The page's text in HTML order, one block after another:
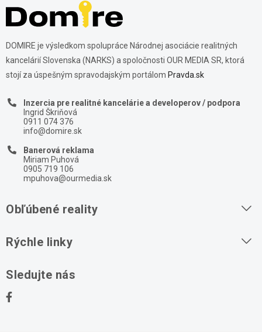
DOMIRE je výsledkom spolupráce Národnej asociácie realitných
kancelárií Slovenska (NARKS) a spoločnosti OUR MEDIA SR, ktorá
stojí za úspešným spravodajským portálom Pravda.sk
Inzercia pre realitné kancelárie a developerov / podpora
Ingrid Škriňová
0911 074 376
info@domire.sk
Banerová reklama
Miriam Puhová
0905 719 106
mpuhova@ourmedia.sk
Obľúbené reality
Domy na predaj
Stavebné pozemky
Rýchle linky
Sledujte nás